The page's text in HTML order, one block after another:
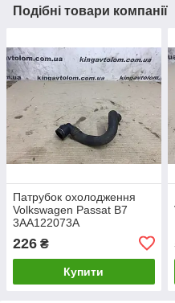
Подібні товари компанії
Патрубок охолодження
Volkswagen Passat B7
3AA122073A
226 ₴
Купити